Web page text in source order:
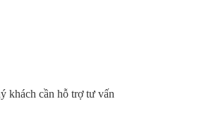
khách cần hỗ trợ tư vấn